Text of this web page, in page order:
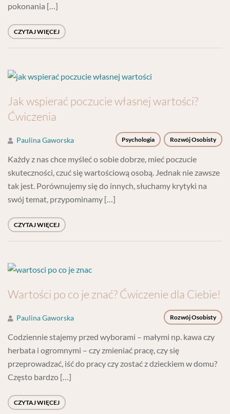
pokonania […]
CZYTAJ WIĘCEJ
Jak wspierać poczucie własnej wartości?
Ćwiczenia
Psychologia Rozwój Osobisty
Paulina Gaworska
Każdy z nas chce myśleć o sobie dobrze, mieć poczucie
skuteczności, czuć się wartościową osobą. Jednak nie zawsze
tak jest. Porównujemy się do innych, słuchamy krytyki na
swój temat, przypominamy […]
CZYTAJ WIĘCEJ
Wartości po co je znać? Ćwiczenie dla Ciebie!
Rozwój Osobisty
Paulina Gaworska
Codziennie stajemy przed wyborami – małymi np. kawa czy
herbata i ogromnymi – czy zmieniać pracę, czy się
przeprowadzać, iść do pracy czy zostać z dzieckiem w domu?
Często bardzo […]
CZYTAJ WIĘCEJ